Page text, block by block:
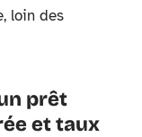
loin des
prêt
et taux